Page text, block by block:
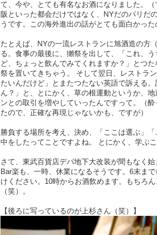
て、今や、とても有名なお酒になりました。
阪といった都会だけではなく、NYだのパリだ
うです。この海外進出の話がとても面白かった
たとえば、NYの一流レストランに旭酒造の方
る。食事の最後に、獺祭を出して、「これ、
ど、ちょっと飲んでみてくれますか？」とつ
祭を置いてきちゃう。 そして翌日、レストラ
たいんだけど」とまたつたない英語で訴える
ん？」と、とにかく、草の根運動というか、
ンとの取引を増やしていったんですって。（
たので、正確な再現じゃないかも、ですが）
勝負する場所を考え、決め、「ここは選ぶ」
中をしたってことですよね。 とにかく、学ぶ
さて、東武百貨店デパ地下大改装が間もなく
Bar楽も、一時、休業になるそうです。6末ま
けください。10時からお酒飲めます。もちろ
（笑）。
【後ろに写っているのが上杉さん（笑）】